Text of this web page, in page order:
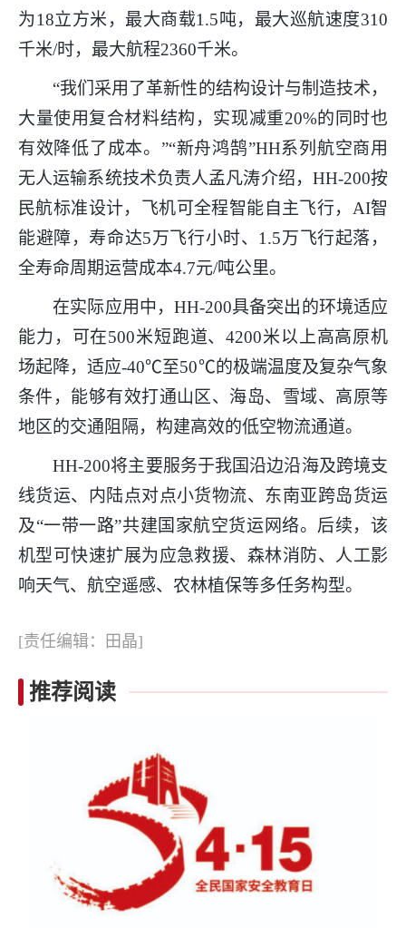
为18立方米，最大商载1.5吨，最大巡航速度310
千米/时，最大航程2360千米。
“我们采用了革新性的结构设计与制造技术，
大量使用复合材料结构，实现减重20%的同时也
有效降低了成本。”“新舟鸿鹄”HH系列航空商用
无人运输系统技术负责人孟凡涛介绍，HH-200按
民航标准设计，飞机可全程智能自主飞行，AI智
能避障，寿命达5万飞行小时、1.5万飞行起落，
全寿命周期运营成本4.7元/吨公里。
在实际应用中，HH-200具备突出的环境适应
能力，可在500米短跑道、4200米以上高高原机
场起降，适应-40℃至50℃的极端温度及复杂气象
条件，能够有效打通山区、海岛、雪域、高原等
地区的交通阻隔，构建高效的低空物流通道。
HH-200将主要服务于我国沿边沿海及跨境支
线货运、内陆点对点小货物流、东南亚跨岛货运
及“一带一路”共建国家航空货运网络。后续，该
机型可快速扩展为应急救援、森林消防、人工影
响天气、航空遥感、农林植保等多任务构型。
[责任编辑：田晶]
推荐阅读